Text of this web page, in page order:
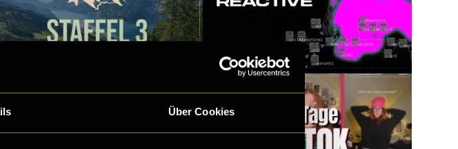
Über Cookies